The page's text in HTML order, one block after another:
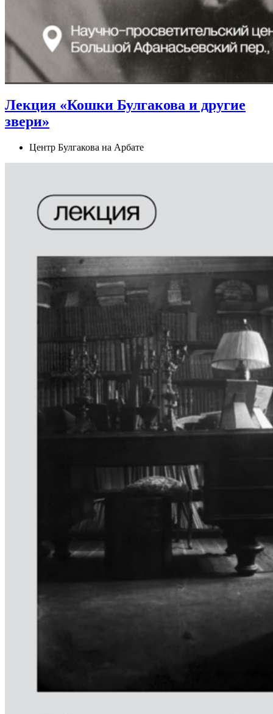
Лекция «Кошки Булгакова и другие
звери»
Центр Булгакова на Арбате